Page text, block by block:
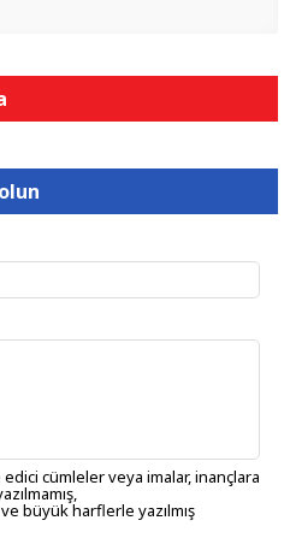
cümleler veya imalar, inançlara
büyük harflerle yazılmış